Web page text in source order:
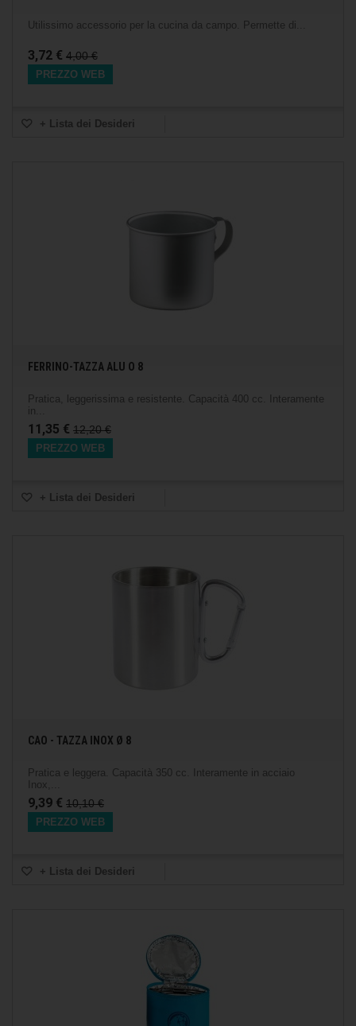
Utilissimo accessorio per la cucina da campo. Permette di...
3,72 € 4,00 €
PREZZO WEB
+ Lista dei Desideri
FERRINO-TAZZA ALU O 8
Pratica, leggerissima e resistente. Capacità 400 cc. Interamente
in...
11,35 € 12,20 €
PREZZO WEB
+ Lista dei Desideri
CAO - TAZZA INOX Ø 8
Pratica e leggera. Capacità 350 cc. Interamente in acciaio
Inox,...
9,39 € 10,10 €
PREZZO WEB
+ Lista dei Desideri